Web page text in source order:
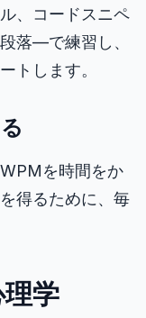
、コードスニペ
落—で練習し、
トします。
を時間をか
得るために、毎
学